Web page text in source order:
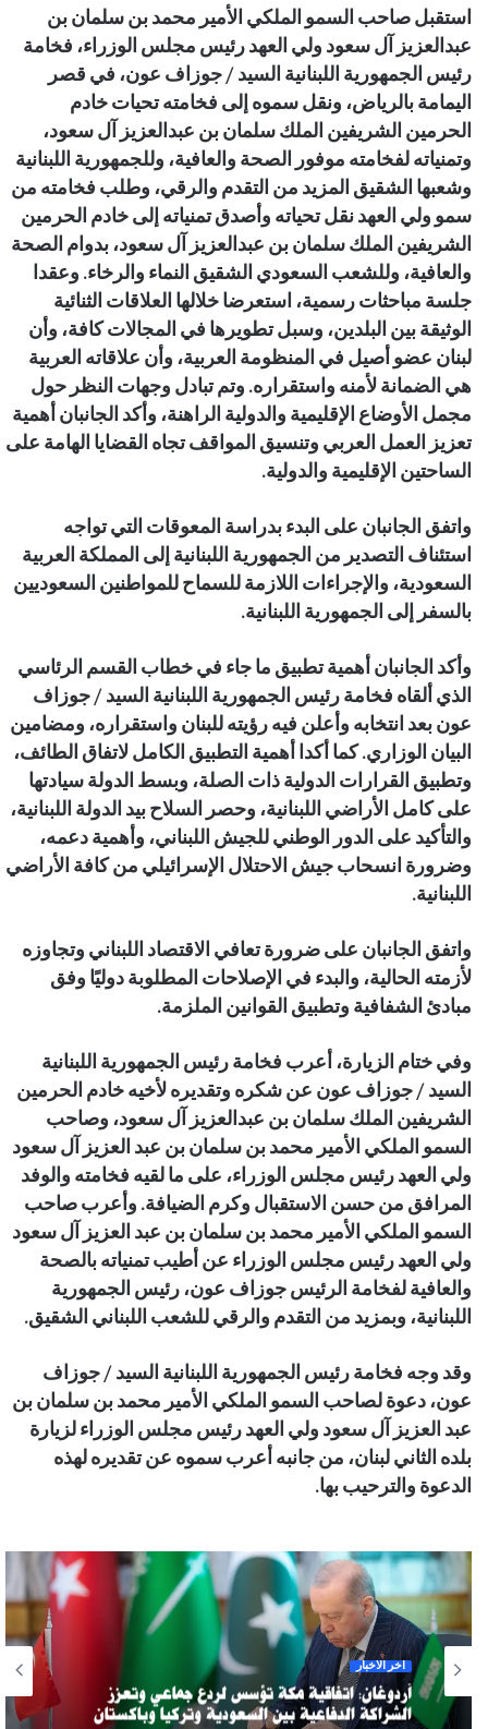
استقبل صاحب السمو الملكي الأمير محمد بن سلمان بن
عبدالعزيز آل سعود ولي العهد رئيس مجلس الوزراء، فخامة
رئيس الجمهورية اللبنانية السيد / جوزاف عون، في قصر
اليمامة بالرياض، ونقل سموه إلى فخامته تحيات خادم
الحرمين الشريفين الملك سلمان بن عبدالعزيز آل سعود،
وتمنياته لفخامته موفور الصحة والعافية، وللجمهورية اللبنانية
وشعبها الشقيق المزيد من التقدم والرقي، وطلب فخامته من
سمو ولي العهد نقل تحياته وأصدق تمنياته إلى خادم الحرمين
الشريفين الملك سلمان بن عبدالعزيز آل سعود، بدوام الصحة
والعافية، وللشعب السعودي الشقيق النماء والرخاء. وعقدا
جلسة مباحثات رسمية، استعرضا خلالها العلاقات الثنائية
الوثيقة بين البلدين، وسبل تطويرها في المجالات كافة، وأن
لبنان عضو أصيل في المنظومة العربية، وأن علاقاته العربية
هي الضمانة لأمنه واستقراره. وتم تبادل وجهات النظر حول
مجمل الأوضاع الإقليمية والدولية الراهنة، وأكد الجانبان أهمية
تعزيز العمل العربي وتنسيق المواقف تجاه القضايا الهامة على
الساحتين الإقليمية والدولية.
واتفق الجانبان على البدء بدراسة المعوقات التي تواجه
استئناف التصدير من الجمهورية اللبنانية إلى المملكة العربية
السعودية، والإجراءات اللازمة للسماح للمواطنين السعوديين
بالسفر إلى الجمهورية اللبنانية.
وأكد الجانبان أهمية تطبيق ما جاء في خطاب القسم الرئاسي
الذي ألقاه فخامة رئيس الجمهورية اللبنانية السيد / جوزاف
عون بعد انتخابه وأعلن فيه رؤيته للبنان واستقراره، ومضامين
البيان الوزاري. كما أكدا أهمية التطبيق الكامل لاتفاق الطائف،
وتطبيق القرارات الدولية ذات الصلة، وبسط الدولة سيادتها
على كامل الأراضي اللبنانية، وحصر السلاح بيد الدولة اللبنانية،
والتأكيد على الدور الوطني للجيش اللبناني، وأهمية دعمه،
وضرورة انسحاب جيش الاحتلال الإسرائيلي من كافة الأراضي
اللبنانية.
واتفق الجانبان على ضرورة تعافي الاقتصاد اللبناني وتجاوزه
لأزمته الحالية، والبدء في الإصلاحات المطلوبة دوليًا وفق
مبادئ الشفافية وتطبيق القوانين الملزمة.
وفي ختام الزيارة، أعرب فخامة رئيس الجمهورية اللبنانية
السيد / جوزاف عون عن شكره وتقديره لأخيه خادم الحرمين
الشريفين الملك سلمان بن عبدالعزيز آل سعود، وصاحب
السمو الملكي الأمير محمد بن سلمان بن عبد العزيز آل سعود
ولي العهد رئيس مجلس الوزراء، على ما لقيه فخامته والوفد
المرافق من حسن الاستقبال وكرم الضيافة. وأعرب صاحب
السمو الملكي الأمير محمد بن سلمان بن عبد العزيز آل سعود
ولي العهد رئيس مجلس الوزراء عن أطيب تمنياته بالصحة
والعافية لفخامة الرئيس جوزاف عون، رئيس الجمهورية
اللبنانية، وبمزيد من التقدم والرقي للشعب اللبناني الشقيق.
وقد وجه فخامة رئيس الجمهورية اللبنانية السيد / جوزاف
عون، دعوة لصاحب السمو الملكي الأمير محمد بن سلمان بن
عبد العزيز آل سعود ولي العهد رئيس مجلس الوزراء لزيارة
بلده الثاني لبنان، من جانبه أعرب سموه عن تقديره لهذه
الدعوة والترحيب بها.
آخر الأخبار
أردوغان: اتفاقية مكة تؤسس لردع جماعي وتعزز
الشراكة الدفاعية بين السعودية وتركيا وباكستان